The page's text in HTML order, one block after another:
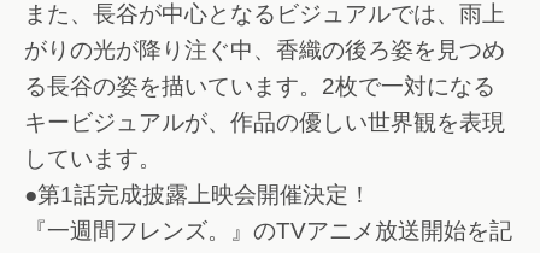
また、長谷が中心となるビジュアルでは、雨上
がりの光が降り注ぐ中、香織の後ろ姿を見つめ
る長谷の姿を描いています。2枚で一対になる
キービジュアルが、作品の優しい世界観を表現
しています。
●第1話完成披露上映会開催決定！
『一週間フレンズ。』のTVアニメ放送開始を記